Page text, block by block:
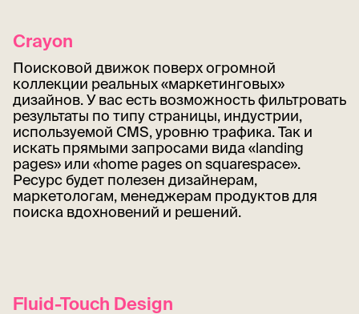
Crayon
Поисковой движок поверх огромной
коллекции реальных «маркетинговых»
дизайнов. У вас есть возможность фильтровать
результаты по типу страницы, индустрии,
используемой CMS, уровню трафика. Так и
искать прямыми запросами вида «landing
pages» или «home pages on squarespace».
Ресурс будет полезен дизайнерам,
маркетологам, менеджерам продуктов для
поиска вдохновений и решений.
Fluid-Touch Design